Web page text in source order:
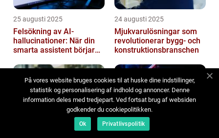
25 augusti 2025
Felsökning av AI-
hallucinationer: När din
smarta assistent börjar
24 augusti 2025
Mjukvarulösningar som
revolutionerar bygg- och
konstruktionsbranschen
22 augusti 2025
På vores website bruges cookies til at huske dine indstillinger,
statistik og personalisering af indhold og annoncer. Denne
information deles med tredjepart. Ved fortsat brug af websiden
godkender du cookiepolitikken.
Ok Privatlivspolitik